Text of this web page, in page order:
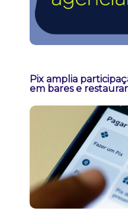
Pix amplia
em bares e